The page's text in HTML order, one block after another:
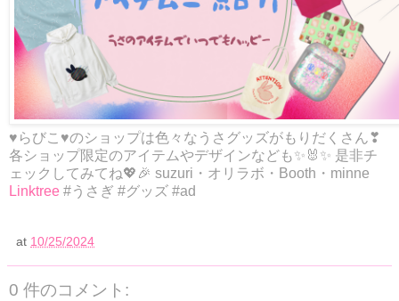
♥らびこ♥のショップは色々なうさグッズがもりだくさん❣
各ショップ限定のアイテムやデザインなども✨🐰✨ 是非チ
ェックしてみてね💖🎉 suzuri・オリラボ・Booth・minne
Linktree #うさぎ #グッズ #ad
at 10/25/2024
0 件のコメント: